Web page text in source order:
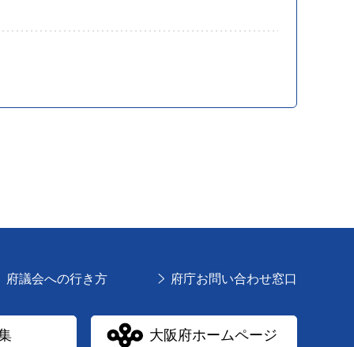
府議会への行き方 府庁お問い合わせ窓口
大阪府ホームページ